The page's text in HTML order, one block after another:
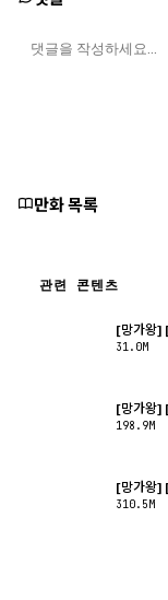
만화 목록
관련 콘텐츠
[망가왕]
31.0M
[망가왕]
198.9M
[망가왕]
310.5M